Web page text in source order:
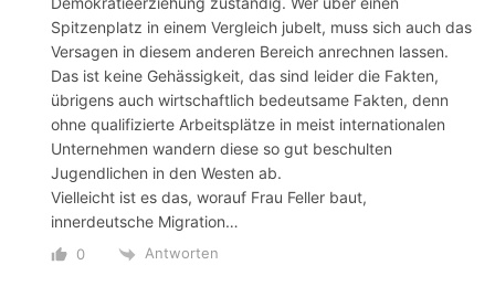
Spitzenplatz in einem Vergleich jubelt, muss sich auch das
Versagen in diesem anderen Bereich anrechnen lassen.
Das ist keine Gehässigkeit, das sind leider die Fakten,
übrigens auch wirtschaftlich bedeutsame Fakten, denn
ohne qualifizierte Arbeitsplätze in meist internationalen
Unternehmen wandern diese so gut beschulten
Jugendlichen in den Westen ab.
Vielleicht ist es das, worauf Frau Feller baut,
innerdeutsche Migration…
0 Antworten